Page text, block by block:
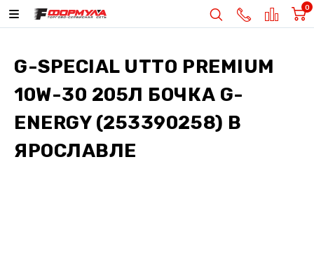
0
G-SPECIAL UTTO PREMIUM
10W-30 205Л БОЧКА G-
ENERGY (253390258) В
ЯРОСЛАВЛЕ